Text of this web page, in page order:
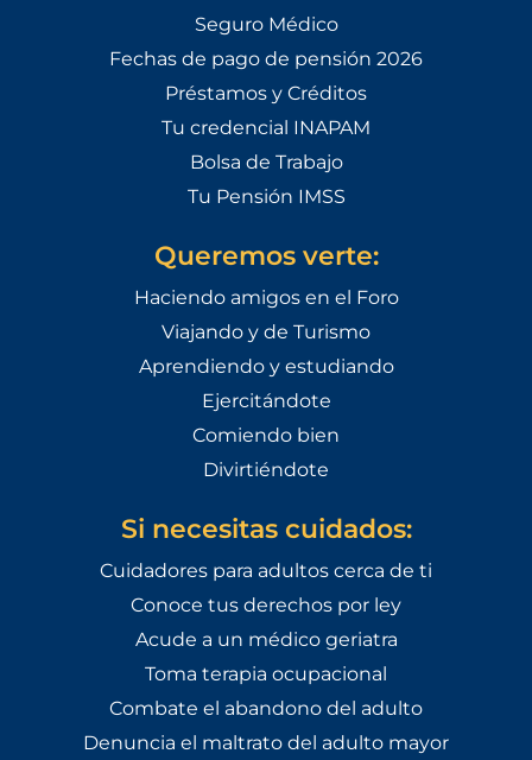
Seguro Médico
Fechas de pago de pensión 2026
Préstamos y Créditos
Tu credencial INAPAM
Bolsa de Trabajo
Tu Pensión IMSS
Queremos verte:
Haciendo amigos en el Foro
Viajando y de Turismo
Aprendiendo y estudiando
Ejercitándote
Comiendo bien
Divirtiéndote
Si necesitas cuidados:
Cuidadores para adultos cerca de ti
Conoce tus derechos por ley
Acude a un médico geriatra
Toma terapia ocupacional
Combate el abandono del adulto
Denuncia el maltrato del adulto mayor